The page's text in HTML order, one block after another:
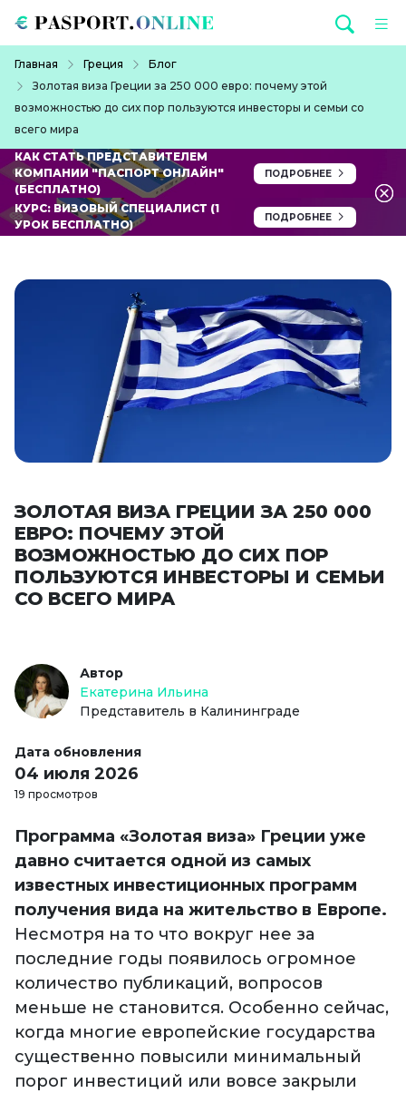
Главная Греция
Блог
Золотая виза Греции за 250 000 евро: почему этой
возможностью до сих пор пользуются инвесторы и семьи со
всего мира
КАК СТАТЬ ПРЕДСТАВИТЕЛЕМ
КОМПАНИИ "ПАСПОРТ ОНЛАЙН"
(БЕСПЛАТНО)
ПОДРОБНЕЕ
КУРС: ВИЗОВЫЙ СПЕЦИАЛИСТ (1
УРОК БЕСПЛАТНО)
ПОДРОБНЕЕ
ЗОЛОТАЯ ВИЗА ГРЕЦИИ ЗА 250 000
ЕВРО: ПОЧЕМУ ЭТОЙ
ВОЗМОЖНОСТЬЮ ДО СИХ ПОР
ПОЛЬЗУЮТСЯ ИНВЕСТОРЫ И СЕМЬИ
СО ВСЕГО МИРА
Автор
Екатерина Ильина
Представитель в Калининграде
Дата обновления
04 июля 2026
19 просмотров
Программа «Золотая виза» Греции уже
давно считается одной из самых
известных инвестиционных программ
получения вида на жительство в Европе.
Несмотря на то что вокруг нее за
последние годы появилось огромное
количество публикаций, вопросов
меньше не становится. Особенно сейчас,
когда многие европейские государства
существенно повысили минимальный
порог инвестиций или вовсе закрыли